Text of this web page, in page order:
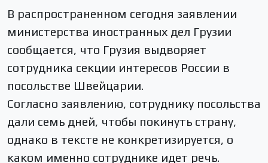
В распространенном сегодня заявлении
министерства иностранных дел Грузии
сообщается, что Грузия выдворяет
сотрудника секции интересов России в
посольстве Швейцарии.
Согласно заявлению, сотруднику посольства
дали семь дней, чтобы покинуть страну,
однако в тексте не конкретизируется, о
каком именно сотруднике идет речь.